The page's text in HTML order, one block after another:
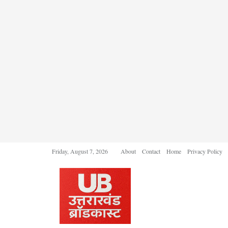
Friday, August 7, 2026 About Contact Home Privacy Policy